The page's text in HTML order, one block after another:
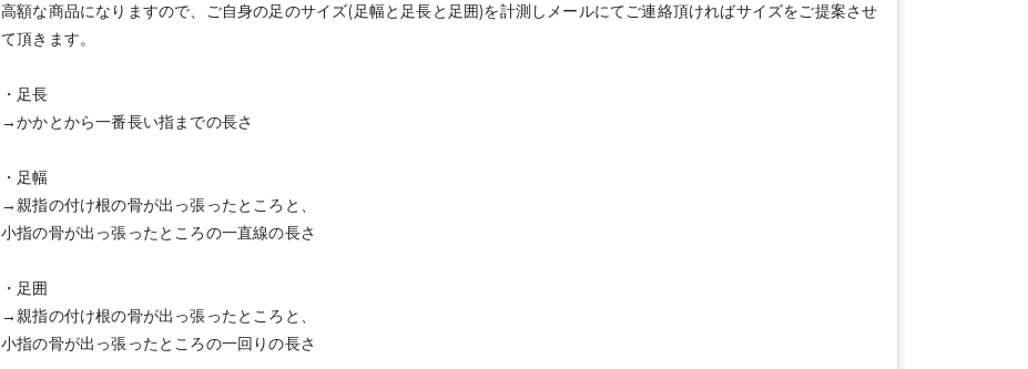
高額な商品になりますので、ご自身の足のサイズ(足幅と足長と足囲)を計測しメールにてご連絡頂ければサイズをご提案させ
て頂きます。
・足長
→かかとから一番長い指までの長さ
・足幅
→親指の付け根の骨が出っ張ったところと、
小指の骨が出っ張ったところの一直線の長さ
・足囲
→親指の付け根の骨が出っ張ったところと、
小指の骨が出っ張ったところの一回りの長さ